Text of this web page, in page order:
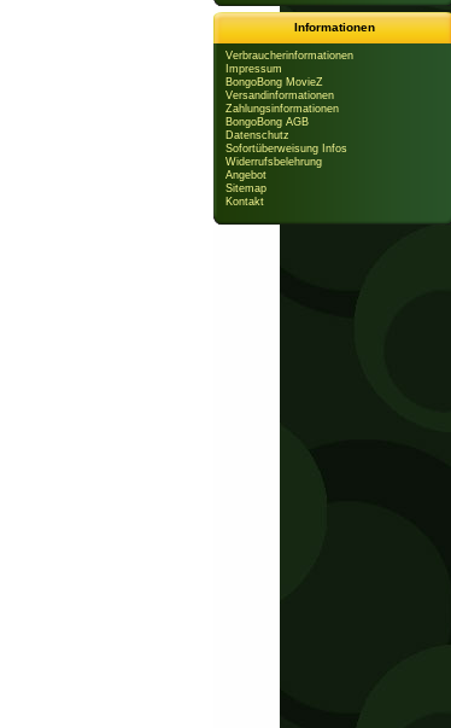
Informationen
Verbraucherinformationen
Impressum
BongoBong MovieZ
Versandinformationen
Zahlungsinformationen
BongoBong AGB
Datenschutz
Sofortüberweisung Infos
Widerrufsbelehrung
Angebot
Sitemap
Kontakt